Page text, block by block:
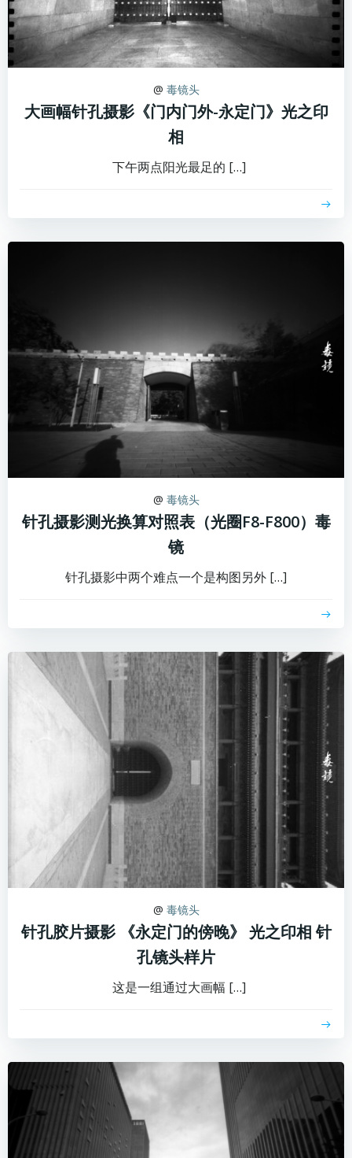
@ 毒镜头
大画幅针孔摄影《门内门外-永定门》光之印
相
下午两点阳光最足的 […]
@ 毒镜头
针孔摄影测光换算对照表（光圈F8-F800）毒
镜
针孔摄影中两个难点一个是构图另外 […]
@ 毒镜头
针孔胶片摄影 《永定门的傍晚》 光之印相 针
孔镜头样片
这是一组通过大画幅 […]